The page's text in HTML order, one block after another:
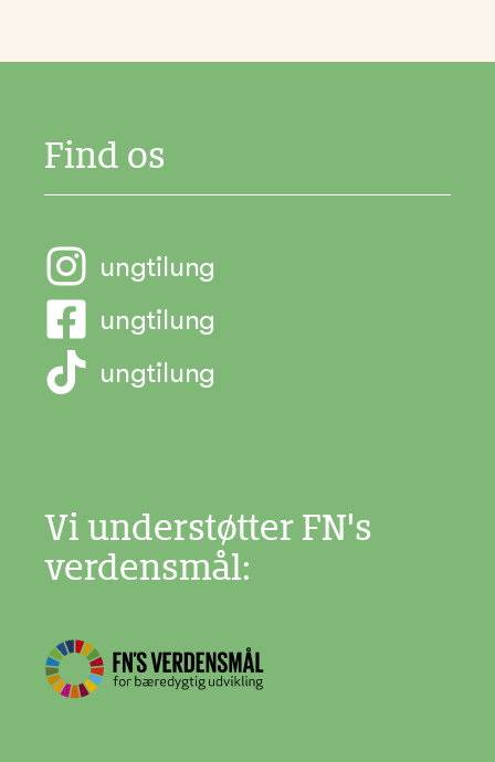
Find os
ungtilung
ungtilung
ungtilung
Vi understøtter FN's
verdensmål: